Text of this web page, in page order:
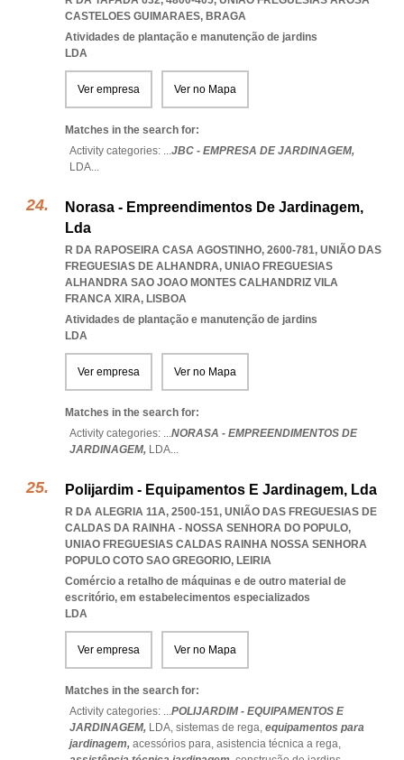
CASTELOES GUIMARAES, BRAGA
Atividades de plantação e manutenção de jardins
LDA
Ver empresa Ver no Mapa
Matches in the search for:
Activity categories: ...JBC - EMPRESA DE JARDINAGEM,
LDA...
Norasa - Empreendimentos De Jardinagem,
Lda
R DA RAPOSEIRA CASA AGOSTINHO, 2600-781, UNIÃO DAS
FREGUESIAS DE ALHANDRA, UNIAO FREGUESIAS
ALHANDRA SAO JOAO MONTES CALHANDRIZ VILA
FRANCA XIRA, LISBOA
Atividades de plantação e manutenção de jardins
LDA
Ver empresa Ver no Mapa
Matches in the search for:
Activity categories: ...NORASA - EMPREENDIMENTOS DE
JARDINAGEM, LDA...
Polijardim - Equipamentos E Jardinagem, Lda
R DA ALEGRIA 11A, 2500-151, UNIÃO DAS FREGUESIAS DE
CALDAS DA RAINHA - NOSSA SENHORA DO POPULO,
UNIAO FREGUESIAS CALDAS RAINHA NOSSA SENHORA
POPULO COTO SAO GREGORIO, LEIRIA
Comércio a retalho de máquinas e de outro material de
escritório, em estabelecimentos especializados
LDA
Ver empresa Ver no Mapa
Matches in the search for:
Activity categories: ...POLIJARDIM - EQUIPAMENTOS E
JARDINAGEM, LDA, sistemas de rega, equipamentos para
jardinagem, acessórios para, asistencia técnica a rega,